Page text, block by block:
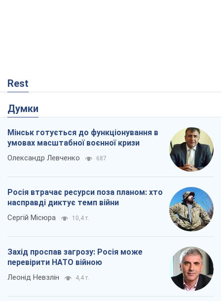
Rest
Думки
Мінськ готується до функціонування в
умовах масштабної воєнної кризи
Олександр Левченко 687
Росія втрачає ресурси поза планом: хто
насправді диктує темп війни
Сергій Місюра 10,4 т.
Захід проспав загрозу: Росія може
перевірити НАТО війною
Леонід Невзлін 4,4 т.